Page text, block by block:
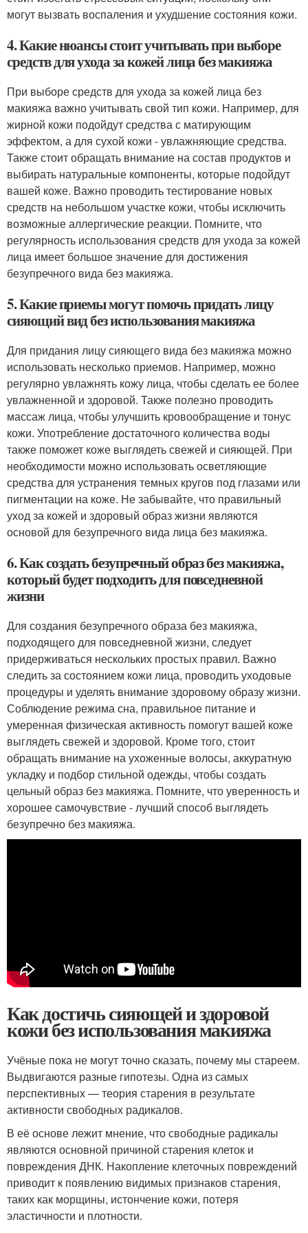
могут вызвать воспаления и ухудшение состояния кожи.
4. Какие нюансы стоит учитывать при выборе
средств для ухода за кожей лица без макияжа
При выборе средств для ухода за кожей лица без
макияжа важно учитывать свой тип кожи. Например, для
жирной кожи подойдут средства с матирующим
эффектом, а для сухой кожи - увлажняющие средства.
Также стоит обращать внимание на состав продуктов и
выбирать натуральные компоненты, которые подойдут
вашей коже. Важно проводить тестирование новых
средств на небольшом участке кожи, чтобы исключить
возможные аллергические реакции. Помните, что
регулярность использования средств для ухода за кожей
лица имеет большое значение для достижения
безупречного вида без макияжа.
5. Какие приемы могут помочь придать лицу
сияющий вид без использования макияжа
Для придания лицу сияющего вида без макияжа можно
использовать несколько приемов. Например, можно
регулярно увлажнять кожу лица, чтобы сделать ее более
увлажненной и здоровой. Также полезно проводить
массаж лица, чтобы улучшить кровообращение и тонус
кожи. Употребление достаточного количества воды
также поможет коже выглядеть свежей и сияющей. При
необходимости можно использовать осветляющие
средства для устранения темных кругов под глазами или
пигментации на коже. Не забывайте, что правильный
уход за кожей и здоровый образ жизни являются
основой для безупречного вида лица без макияжа.
6. Как создать безупречный образ без макияжа,
который будет подходить для повседневной
жизни
Для создания безупречного образа без макияжа,
подходящего для повседневной жизни, следует
придерживаться нескольких простых правил. Важно
следить за состоянием кожи лица, проводить уходовые
процедуры и уделять внимание здоровому образу жизни.
Соблюдение режима сна, правильное питание и
умеренная физическая активность помогут вашей коже
выглядеть свежей и здоровой. Кроме того, стоит
обращать внимание на ухоженные волосы, аккуратную
укладку и подбор стильной одежды, чтобы создать
цельный образ без макияжа. Помните, что уверенность и
хорошее самочувствие - лучший способ выглядеть
безупречно без макияжа.
Как достичь сияющей и здоровой
кожи без использования макияжа
Учёные пока не могут точно сказать, почему мы стареем.
Выдвигаются разные гипотезы. Одна из самых
перспективных — теория старения в результате
активности свободных радикалов.
В её основе лежит мнение, что свободные радикалы
являются основной причиной старения клеток и
повреждения ДНК. Накопление клеточных повреждений
приводит к появлению видимых признаков старения,
таких как морщины, истончение кожи, потеря
эластичности и плотности.